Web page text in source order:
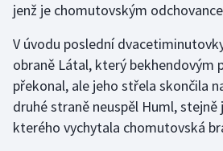
Triatlon
Veslování
jenž je chomutovským
V úvodu poslední
obraně Látal, který bekhendovým
překonal, ale jeho střela skončila
druhé straně neuspěl Huml,
kterého vychytala chomutovská